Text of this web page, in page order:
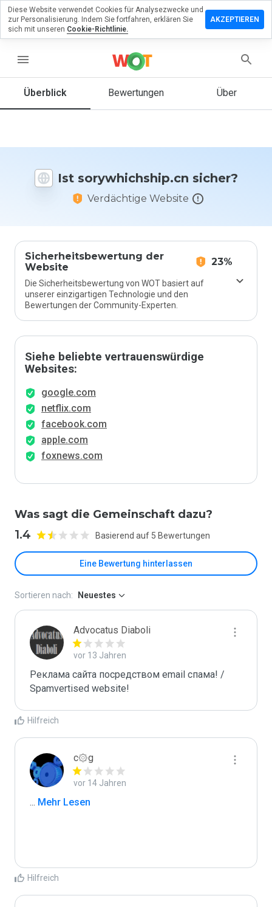
menu
Überblick Bewertungen Über
Ist sorywhichship.cn sicher?
Verdächtige Website
Sicherheitsbewertung der
Website
23%
Die Sicherheitsbewertung von WOT basiert auf
unserer einzigartigen Technologie und den
Bewertungen der Community-Experten.
Siehe beliebte vertrauenswürdige
Websites:
google.com
netflix.com
facebook.com
apple.com
foxnews.com
Was sagt die Gemeinschaft dazu?
1.4 Basierend auf 5 Bewertungen
Eine Bewertung hinterlassen
Sie
Sie diese
auf einer
Skala von
1 bis 5
Sortieren nach: Neuestes
Advocatus Diaboli
vor 13 Jahren
Реклама сайта посредством email спама! /
Spamvertised website!
Hilfreich
c۞g
vor 14 Jahren
... Mehr Lesen
Hilfreich
Diese Website verwendet Cookies für Analysezwecke und
zur Personalisierung. Indem Sie fortfahren, erklären Sie
sich mit unseren Cookie-Richtlinie.
AKZEPTIEREN